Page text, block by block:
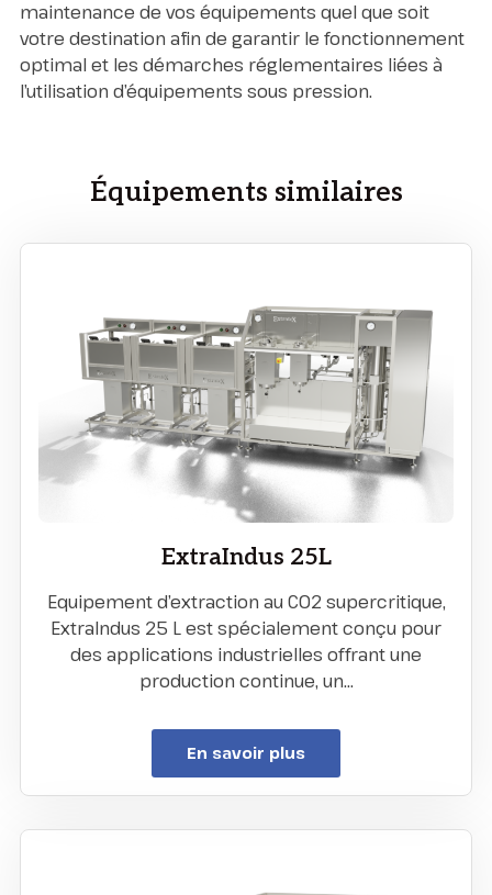
maintenance de vos équipements quel que soit
votre destination afin de garantir le fonctionnement
optimal et les démarches réglementaires liées à
l’utilisation d’équipements sous pression.
Équipements similaires
ExtraIndus 25L
Equipement d’extraction au CO2 supercritique,
ExtraIndus 25 L est spécialement conçu pour
des applications industrielles offrant une
production continue, un…
En savoir plus